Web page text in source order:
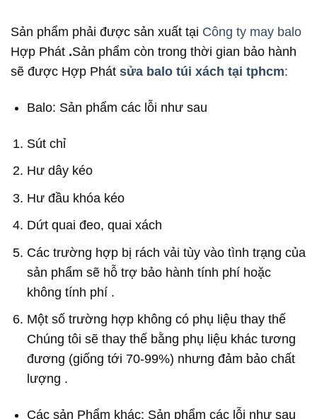
Sản phẩm phải được sản xuất tại Công ty may balo
Hợp Phát .Sản phẩm còn trong thời gian bảo hành
sẽ được Hợp Phát sửa balo túi xách tại tphcm:
Balo: Sản phẩm các lỗi như sau
Sút chỉ
Hư dây kéo
Hư đầu khóa kéo
Dứt quai đeo, quai xách
Các trường hợp bị rách vải tùy vào tình trạng của
sản phẩm sẽ hỗ trợ bảo hành tính phí hoặc
không tính phí .
Một số trường hợp không có phụ liệu thay thế
Chúng tôi sẽ thay thế bằng phụ liệu khác tương
đương (giống tới 70-99%) nhưng đảm bảo chất
lượng .
Các sản Phẩm khác: Sản phẩm các lỗi như sau